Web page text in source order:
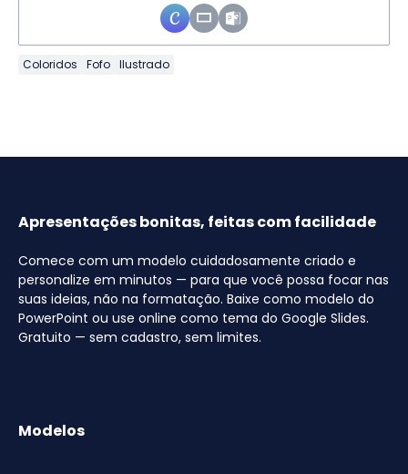
Coloridos Fofo Ilustrado
Apresentações bonitas, feitas com facilidade
Comece com um modelo cuidadosamente criado e
personalize em minutos — para que você possa focar nas
suas ideias, não na formatação. Baixe como modelo do
PowerPoint ou use online como tema do Google Slides.
Gratuito — sem cadastro, sem limites.
Modelos